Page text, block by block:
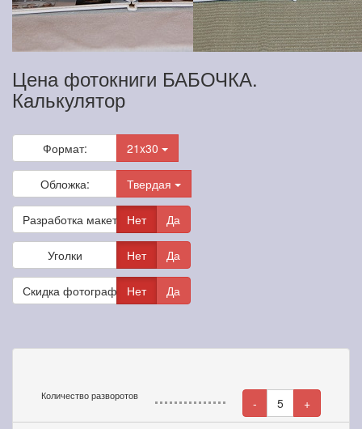
Цена фотокниги БАБОЧКА.
Калькулятор
Формат: 21x30
Обложка: Твердая
Разработка макета Нет Да
Уголки Нет Да
Скидка фотографамНет Да
Количество разворотов - 5 +